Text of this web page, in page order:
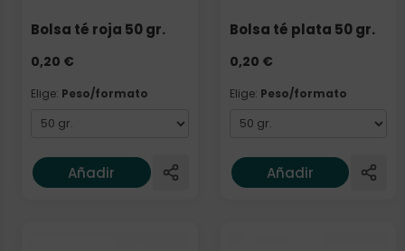
Bolsa té roja 50 gr.
0,20 €
Elige: Peso/formato
Añadir
Bolsa té plata 50 gr.
0,20 €
Elige: Peso/formato
Añadir